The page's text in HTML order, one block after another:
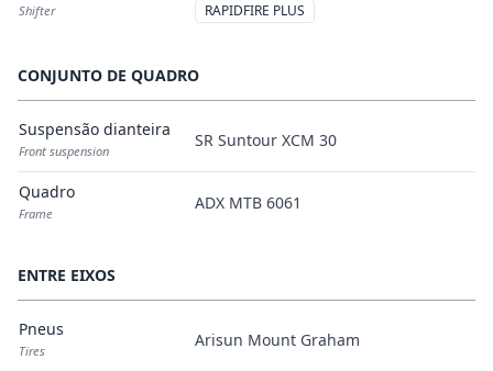
Shifter RAPIDFIRE PLUS
CONJUNTO DE QUADRO
Suspensão dianteira
Front suspension
SR Suntour XCM 30
Quadro
Frame
ADX MTB 6061
ENTRE EIXOS
Pneus
Tires
Arisun Mount Graham